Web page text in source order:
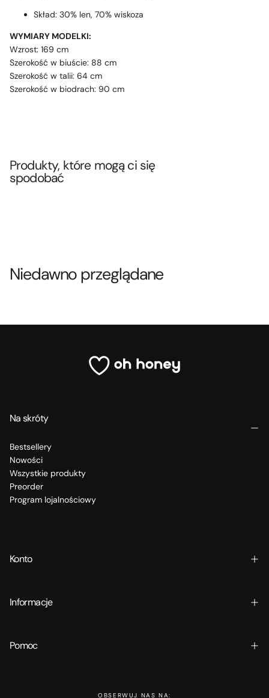
Skład: 30% len, 70% wiskoza
WYMIARY MODELKI:
Wzrost: 169 cm
Szerokość w biuście: 88 cm
Szerokość w talii: 64 cm
Szerokość w biodrach: 90 cm
Produkty, które mogą ci się
spodobać
Niedawno przeglądane
Na skróty
Bestsellery
Nowości
Wszystkie produkty
Preorder
Program lojalnościowy
Konto
Informacje
Pomoc
OBSERWUJ NAS NA: